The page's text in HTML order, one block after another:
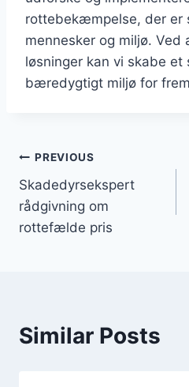
rottebekæmpelse, der er
mennesker og miljø.
løsninger kan vi skabe et
bæredygtigt miljø for
PREVIOUS
Skadedyrsekspert
rådgivning om
rottefælde pris
Similar Posts